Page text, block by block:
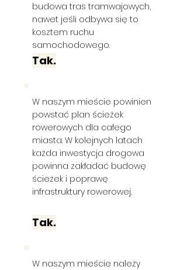
budowa tras tramwajowych,
nawet jeśli odbywa się to
kosztem ruchu
samochodowego.
Tak.
W naszym mieście powinien
powstać plan ścieżek
rowerowych dla całego
miasta. W kolejnych latach
każda inwestycja drogowa
powinna zakładać budowę
ścieżek i poprawę
infrastruktury rowerowej.
Tak.
W naszym mieście należy